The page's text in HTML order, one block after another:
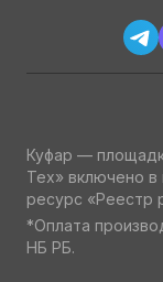
Куфар —
Тех» включено
ресурс «Реестр
*Оплата
НБ РБ.